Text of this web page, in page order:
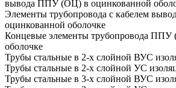
вывода ППУ (ОЦ) в оцинкованной
Элементы трубопровода с кабелем
оцинкованной оболочке
Концевые элементы трубопровода
оболочке
Трубы стальные в 2-х слойной ВУС
Трубы стальные в 2-х слойной УС
Трубы стальные в 3-х слойной ВУС